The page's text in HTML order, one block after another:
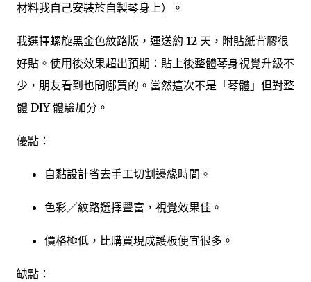
材料我自己安裝於自製琴身上）。
我選擇螺旋黑金色紋路版，運送約 12 天，附貼紙背膠很
好貼。使用後效果超出預期：貼上後整體琴身視覺升級不
少，朋友看到也問哪買的。當然這次不是「琴體」但對整
體 DIY 體驗加分。
優點：
自黏設計省去手工切割邊緣時間。
色彩／紋路選擇豐富，視覺效果佳。
價格極低，比購買現成護板便宜很多。
缺點：